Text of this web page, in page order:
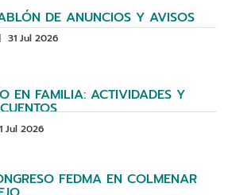
DE ANUNCIOS Y AVISOS
31 Jul 2026
EN FAMILIA: ACTIVIDADES Y
Jul 2026
FEDMA EN COLMENAR